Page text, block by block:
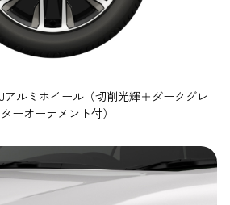
アルミホイール（切削光輝＋ダークグレ
ーオーナメント付）